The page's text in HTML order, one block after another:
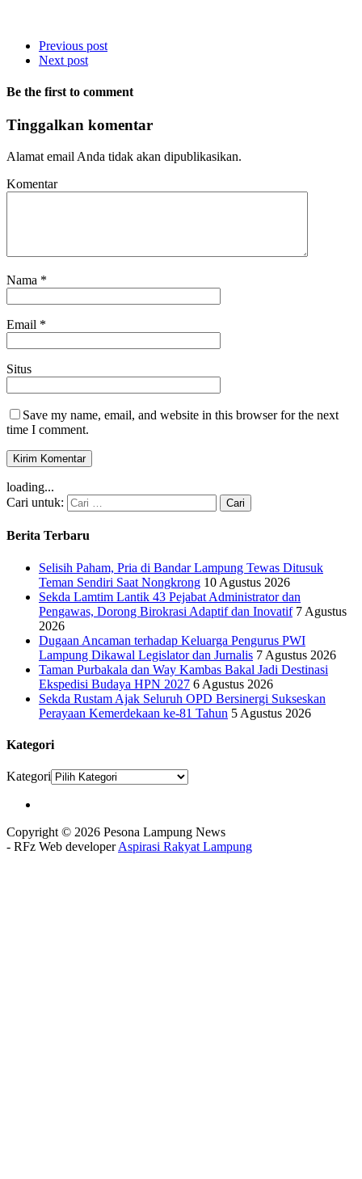
Previous post
Next post
Be the first to comment
Tinggalkan komentar
Alamat email Anda tidak akan dipublikasikan.
Komentar
Nama *
Email *
Situs
Save my name, email, and website in this browser for the next
time I comment.
loading...
Cari untuk:
Berita Terbaru
Selisih Paham, Pria di Bandar Lampung Tewas Ditusuk
Teman Sendiri Saat Nongkrong 10 Agustus 2026
Sekda Lamtim Lantik 43 Pejabat Administrator dan
Pengawas, Dorong Birokrasi Adaptif dan Inovatif 7 Agustus
2026
Dugaan Ancaman terhadap Keluarga Pengurus PWI
Lampung Dikawal Legislator dan Jurnalis 7 Agustus 2026
Taman Purbakala dan Way Kambas Bakal Jadi Destinasi
Ekspedisi Budaya HPN 2027 6 Agustus 2026
Sekda Rustam Ajak Seluruh OPD Bersinergi Sukseskan
Perayaan Kemerdekaan ke-81 Tahun 5 Agustus 2026
Kategori
Kategori
Copyright © 2026 Pesona Lampung News
- RFz Web developerAspirasi Rakyat Lampung